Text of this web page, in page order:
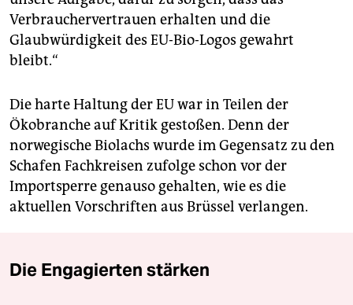
Verbrauchervertrauen erhalten und die
Glaubwürdigkeit des EU-Bio-Logos gewahrt
bleibt.“
Die harte Haltung der EU war in Teilen der
Ökobranche auf Kritik gestoßen. Denn der
norwegische Biolachs wurde im Gegensatz zu den
Schafen Fachkreisen zufolge schon vor der
Importsperre genauso gehalten, wie es die
aktuellen Vorschriften aus Brüssel verlangen.
Die Engagierten stärken